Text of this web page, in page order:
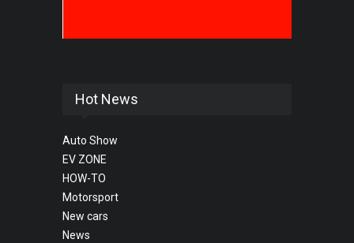
Hot News
Auto Show
EV ZONE
HOW-TO
Motorsport
New cars
News